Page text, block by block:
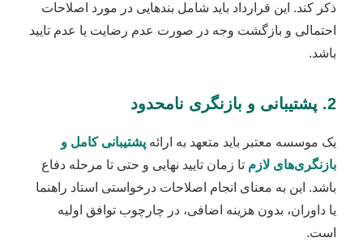
ذکر کند. این قرارداد باید شامل بندهایی در مورد اصلاحات
احتمالی و بازگشت وجه در صورت عدم رضایت یا عدم تایید
باشد.
یک موسسه معتبر باید متعهد به ارائهپشتیبانی کامل و
بازنگری‌های لازم تا زمان تایید نهایی و حتی تا مرحله دفاع
باشد. این به معنای انجام اصلاحات درخواستی استاد راهنما
یا داوران، بدون هزینه اضافی، در چارچوب توافق اولیه
است.